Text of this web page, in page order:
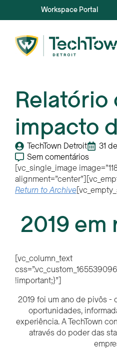
Workspace Portal
Relatório
impacto
TechTown Detroit
31
Sem comentários
[vc_single_image
Return to Archive
2019 em
[vc_column_text
!important;}”]
2019 foi um ano de pivôs -
oportunidades,
experiência. A TechTown
através do poder das